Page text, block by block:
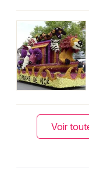
Voir